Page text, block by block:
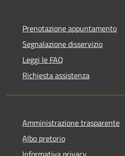
Prenotazione appuntamento
Segnalazione disservizio
Leggi le FAQ
Richiesta assistenza
Amministrazione trasparente
Albo pretorio